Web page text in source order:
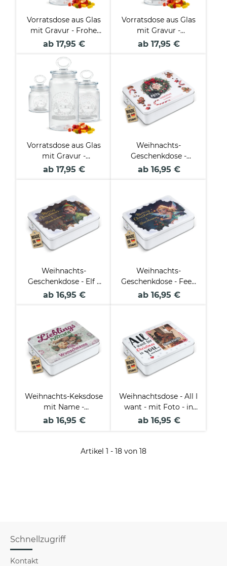
Vorratsdose aus Glas
mit Gravur - Frohe
Weihnachten -
Name - Verschiedene
Größen
ab 17,95 €
Vorratsdose aus Glas
mit Gravur -
Tannenbäume - mit
ab 17,95 €
Vorratsdose aus Glas
mit Gravur -
Schneekugel - mit
ab 17,95 €
Weihnachts-
Geschenkdose -
Christmas Loading -
ab 16,95 €
Weihnachts-
Geschenkdose - Elf -
mit Name - in drei
ab 16,95 €
Weihnachts-
Geschenkdose - Fee -
mit Name - in drei
ab 16,95 €
Weihnachts-Keksdose
mit Name -
Lieblingsplätzchen für
ab 16,95 €
Weihnachtsdose - All I
want - mit Foto - in
drei Größen
ab 16,95 €
Artikel 1 - 18 von 18
Schnellzugriff
Kontakt